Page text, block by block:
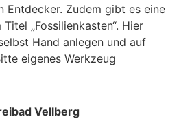
Entdecker. Zudem gibt es eine
„Fossilienkasten“. Hier
Hand anlegen und auf
eigenes Werkzeug
Vellberg